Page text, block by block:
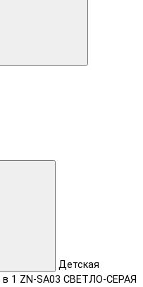
Детская
в 1 ZN-SA03 СВЕТЛО-СЕРАЯ